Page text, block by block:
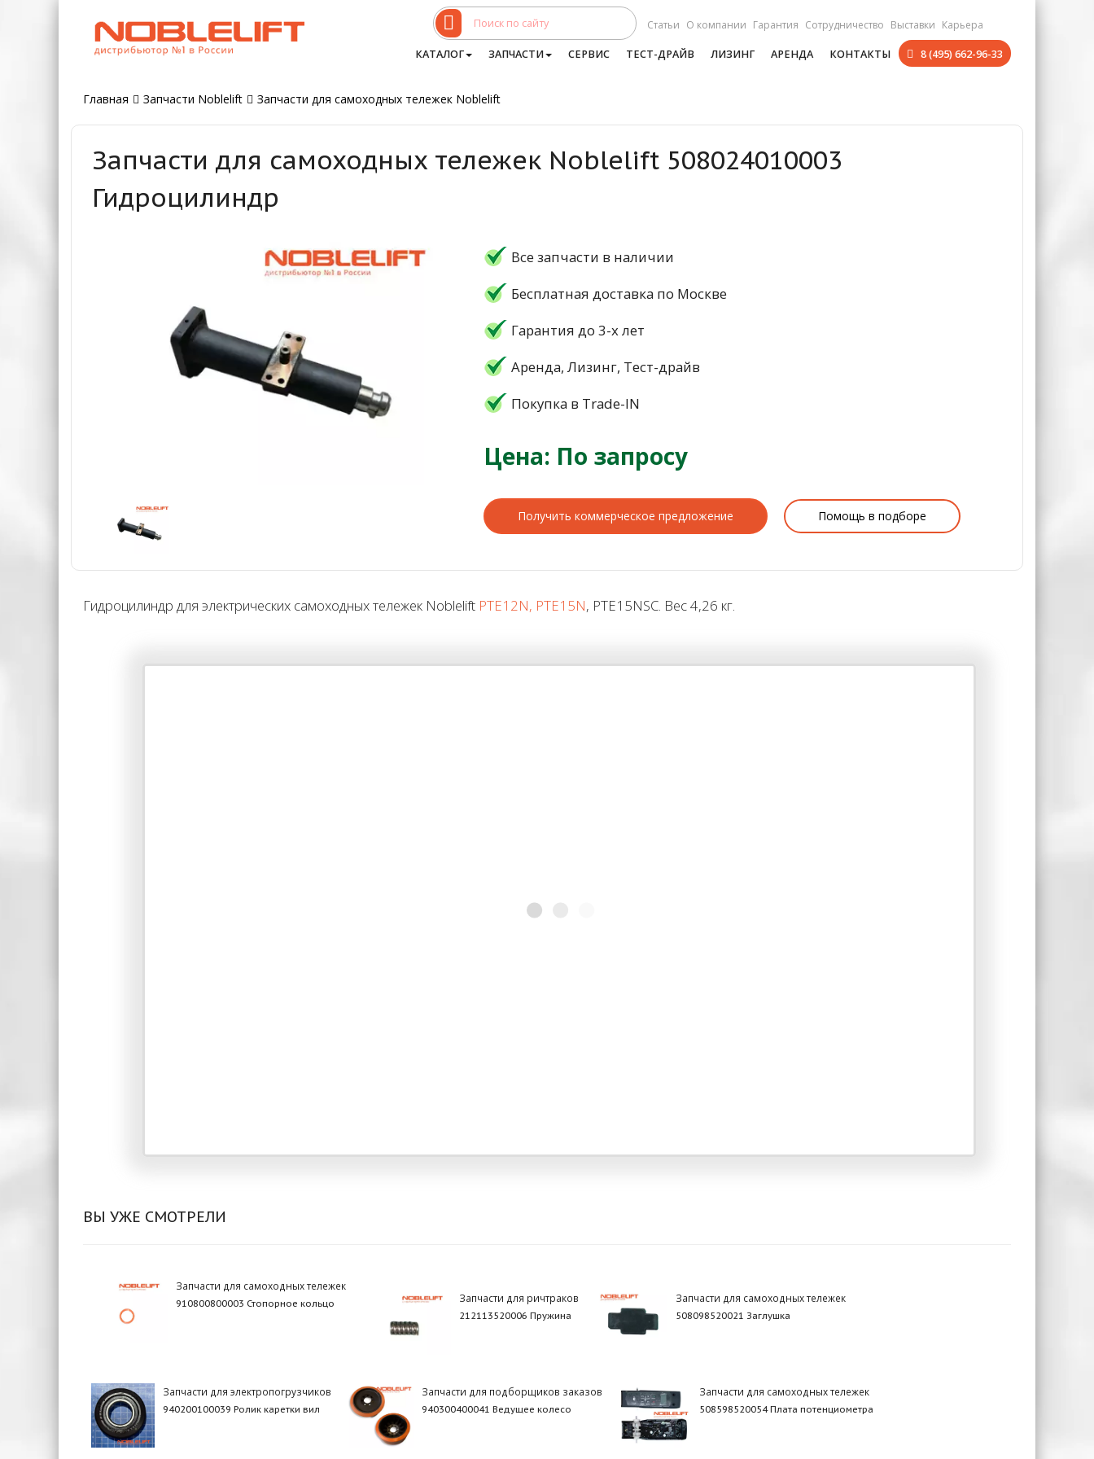
Статьи О компании Гарантия Сотрудничество Выставки Карьера
КАТАЛОГ ЗАПЧАСТИ СЕРВИС ТЕСТ-ДРАЙВ ЛИЗИНГ АРЕНДА КОНТАКТЫ 8 (495) 662-96-33
Главная Запчасти Noblelift Запчасти для самоходных тележек Noblelift
Запчасти для самоходных тележек Noblelift 508024010003
Гидроцилиндр
Все запчасти в наличии
Бесплатная доставка по Москве
Гарантия до 3-х лет
Аренда, Лизинг, Тест-драйв
Покупка в Trade-IN
Цена: По запросу
Получить коммерческое предложение Помощь в подборе
Гидроцилиндр для электрических самоходных тележек Noblelift PTE12N, PTE15N, PTE15NSC. Вес 4,26 кг.
ВЫ УЖЕ СМОТРЕЛИ
Запчасти для самоходных тележек
910800800003 Стопорное кольцо Запчасти для ричтраков
212113520006 Пружина
Запчасти для самоходных тележек
508098520021 Заглушка
Запчасти для электропогрузчиков
940200100039 Ролик каретки вил
Запчасти для подборщиков заказов
940300400041 Ведущее колесо
Запчасти для самоходных тележек
508598520054 Плата потенциометра